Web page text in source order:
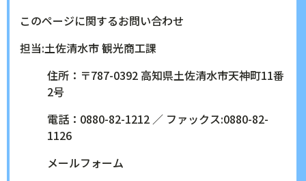
このページに関するお問い合わせ
担当:土佐清水市観光商工課
住所：〒787-0392 高知県土佐清水市天神町11番
2号
電話：0880-82-1212 ／ ファックス:0880-82-
1126
メールフォーム